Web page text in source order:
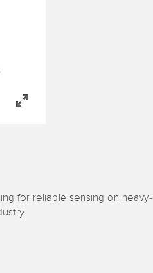
for reliable sensing on